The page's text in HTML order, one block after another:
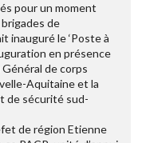
pour un moment
de
inauguré le ‘Poste à
en présence
de corps
Aquitaine et la
de sécurité sud-
de région Etienne